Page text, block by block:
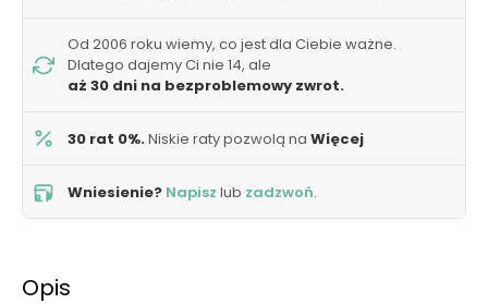
Od 2006 roku wiemy, co jest dla Ciebie ważne.
Dlatego dajemy Ci nie 14, ale
aż 30 dni na bezproblemowy zwrot.
30 rat 0%.Niskie raty pozwolą na Więcej
Wniesienie? Napisz lub zadzwoń.
Opis